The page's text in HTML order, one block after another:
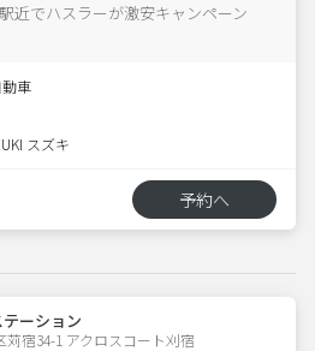
近でハスラーが激安キャンペーン
車
スズキ
予約へ
ーション
宿34-1 アクロスコート刈宿